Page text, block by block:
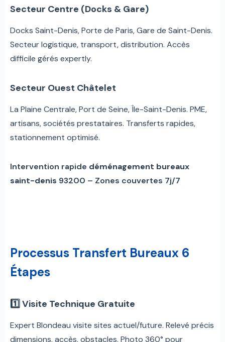
Secteur Centre (Docks & Gare)
Docks Saint-Denis, Porte de Paris, Gare de Saint-Denis.
Secteur logistique, transport, distribution. Accès
difficile gérés expertly.
Secteur Ouest Châtelet
La Plaine Centrale, Port de Seine, Île-Saint-Denis. PME,
artisans, sociétés prestataires. Transferts rapides,
stationnement optimisé.
Intervention rapide déménagement bureaux
saint-denis 93200 – Zones couvertes 7j/7
Processus Transfert Bureaux 6
Étapes
1️⃣ Visite Technique Gratuite
Expert Blondeau visite sites actuel/future. Relevé précis
dimensions, accès, obstacles. Photo 360° pour